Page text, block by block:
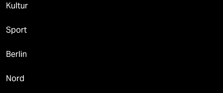
Kultur
Sport
Berlin
Nord